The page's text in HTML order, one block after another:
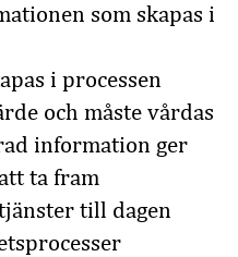
som skapas i
i processen
och måste vårdas
information ger
ta fram
till dagen